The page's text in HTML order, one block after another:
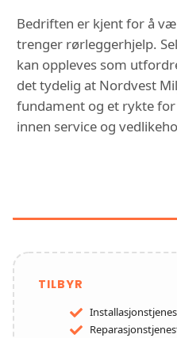
Bedriften er kjent for å
trenger rørleggerhjelp.
kan oppleves som
det tydelig at Nordvest
fundament og et rykte
innen service og
TILBYR